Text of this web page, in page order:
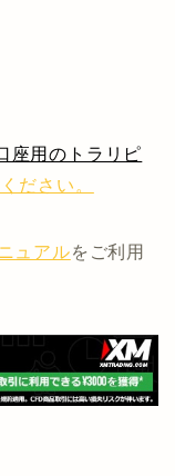
座用のトラリピ
ださい。
ュアルをご利用